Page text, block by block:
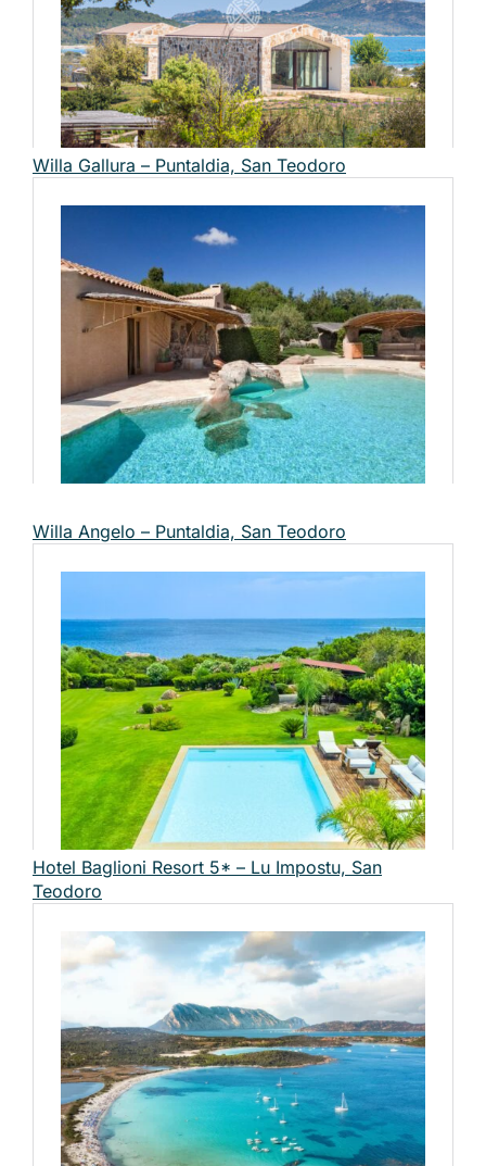
Willa Gallura – Puntaldia, San Teodoro
Willa Angelo – Puntaldia, San Teodoro
Hotel Baglioni Resort 5* – Lu Impostu, San
Teodoro